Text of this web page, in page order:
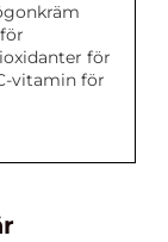
för
vitamin för